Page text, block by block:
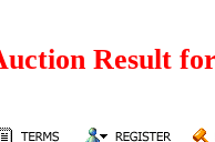
Result